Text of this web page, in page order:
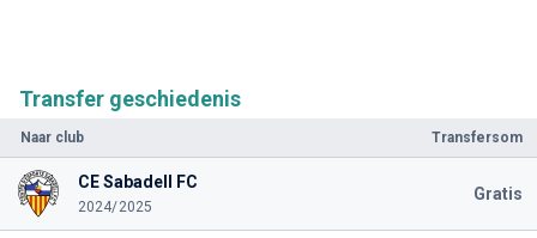
Transfer geschiedenis
Naar club Transfersom
CE Sabadell FC
2024/2025
Gratis